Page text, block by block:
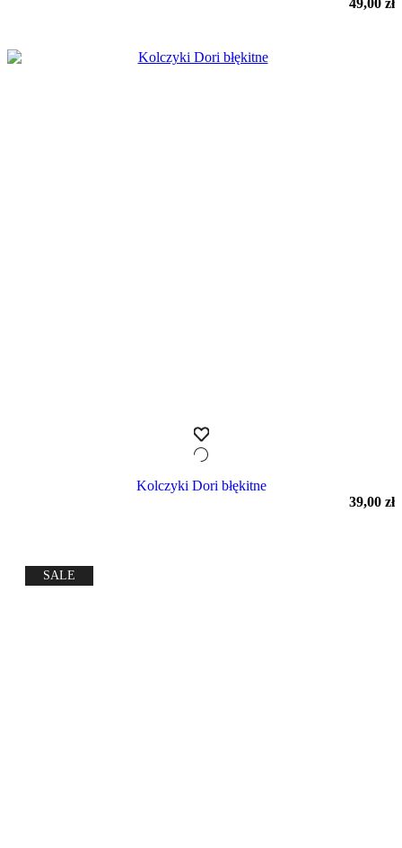
49,00 zł
Kolczyki Dori błękitne
39,00 zł
SALE